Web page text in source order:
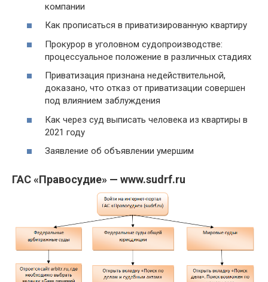
компании
Как прописаться в приватизированную квартиру
Прокурор в уголовном судопроизводстве:
процессуальное положение в различных стадиях
Приватизация признана недействительной,
доказано, что отказ от приватизации совершен
под влиянием заблуждения
Как через суд выписать человека из квартиры в
2021 году
Заявление об объявлении умершим
ГАС «Правосудие» — www.sudrf.ru